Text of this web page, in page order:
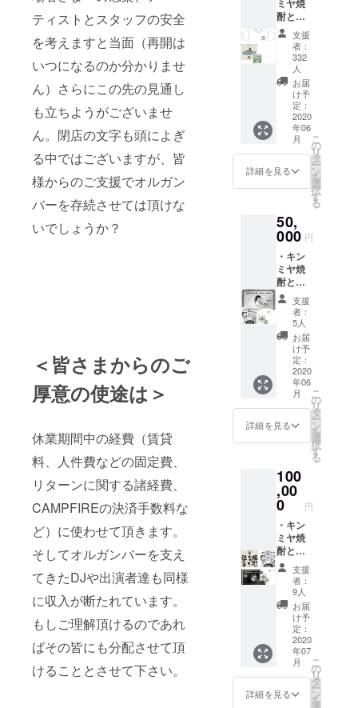
ティストとスタッフの安全
を考えますと当面（再開は
いつになるのか分かりませ
ん）さらにこの先の見通し
も立ちようがございませ
ん。閉店の文字も頭によぎ
る中ではございますが、皆
様からのご支援でオルガン
バーを存続させては頂けな
いでしょうか？
＜皆さまからのご
厚意の使途は＞
休業期間中の経費（賃貸
料、人件費などの固定費、
リターンに関する諸経費、
CAMPFIREの決済手数料な
ど）に使わせて頂きます。
そしてオルガンバーを支え
てきたDJや出演者達も同様
に収入が断たれています。
もしご理解頂けるのであれ
ばその皆にも分配させて頂
けることとさせて下さい。
の提案も続
け、お客様
と音楽家た
ちに愛され
続けたお店
A./Save
the
Organ
b.』
（not
sale）
を進呈
させて
頂きま
す。 ※
ドリン
ケット
はお手
ら3年間
有効で
す。 ※
こちら
はご指
定のご
住所宛
に定形
外郵便
にてご
送付さ
せて頂
きま
す。 ※
募集終
営業再
開の目
つCDプ
レスの
枚数が
決定後
にプレ
スを開
始 致し
ますの
で少し
お時間
を頂き
ます。
ミヤ焼
酎との
コラボ
ステッ
カーを
進呈さ
せて頂
きま
す。 ・
コンピ
レー
ション
CD『V..
A./Save
（not
for
sale）
を進呈
させて
頂きま
す。 ・
『SAVE
THE
Organ
bar』T
シャツ
を進呈
させて
頂きま
す。 サ
イズは
S/M/L/X
Lのどち
お選び
頂けま
す。 ※
こちら
はご指
定のご
住所宛
に定形
外郵便
にてご
送付さ
せて頂
きま
す。 ※
募集終
了時、
営業再
開の目
支援
者：
332
人
お届
け予
定：
2020
年06
月
詳細を見る
こ
の
リ
タ
ー
ン
を
選
択
す
る
50,
000 円
・キン
ミヤ焼
酎との
コラボ
ステッ
カーを
進呈さ
せて頂
きま
す。 ・
オルガ
ンバー
がフ
リーパ
スのVIP
カード
させて
頂きま
す（ド
リンク
代は別
途ご負
担頂き
ます、
お手元
にVIP
カード
が届い
てきて
から3年
間有
効） ・
コンピ
レー
ション
支援
者：
5人
お届
け予
定：
2020
年06
月
詳細を見る
こ
の
リ
タ
ー
ン
を
選
択
す
る
100
,00
0 円
・キン
ミヤ焼
酎との
コラボ
ステッ
カーを
進呈さ
せて頂
きま
す。 ・
オルガ
ンバー
フリー
パスの
VIPカー
支援
者：
9人
お届
け予
定：
2020
年07
月
詳細を見る
こ
の
リ
タ
ー
ン
を